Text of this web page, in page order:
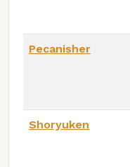
Pecanisher
Shoryuken